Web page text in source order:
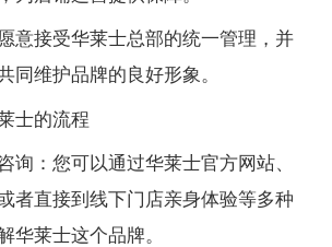
接受华莱士总部的统一管理，并
同维护品牌的良好形象。
的流程
：您可以通过华莱士官方网站、
者直接到线下门店亲身体验等多种
华莱士这个品牌。